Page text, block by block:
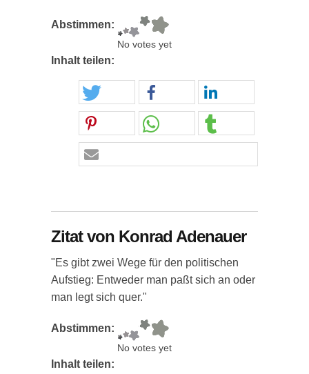
Abstimmen:
No votes yet
Inhalt teilen:
Zitat von Konrad Adenauer
"Es gibt zwei Wege für den politischen
Aufstieg: Entweder man paßt sich an oder
man legt sich quer."
Abstimmen:
No votes yet
Inhalt teilen: